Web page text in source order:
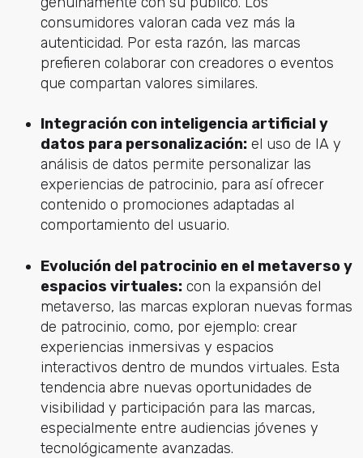
consumidores valoran cada vez más la
autenticidad. Por esta razón, las marcas
prefieren colaborar con creadores o eventos
que compartan valores similares.
Integración con inteligencia artificial y
datos para personalización:el uso de IA y
análisis de datos permite personalizar las
experiencias de patrocinio, para así ofrecer
contenido o promociones adaptadas al
comportamiento del usuario.
Evolución del patrocinio en el metaverso y
espacios virtuales:con la expansión del
metaverso, las marcas exploran nuevas formas
de patrocinio, como, por ejemplo: crear
experiencias inmersivas y espacios
interactivos dentro de mundos virtuales. Esta
tendencia abre nuevas oportunidades de
visibilidad y participación para las marcas,
especialmente entre audiencias jóvenes y
tecnológicamente avanzadas.